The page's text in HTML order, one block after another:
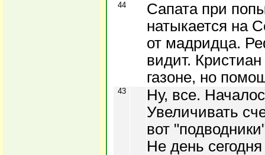
44
Сапата при
натыкается на
от мадридца.
видит.
газоне, но
43
Ну, все.
Увеличивать
вот
Не день